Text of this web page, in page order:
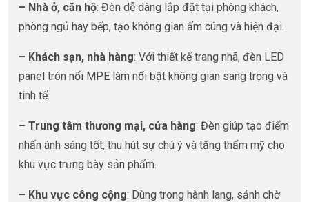
– Nhà ở, căn hộ: Đèn dễ dàng lắp đặt tại phòng khách,
phòng ngủ hay bếp, tạo không gian ấm cúng và hiện đại.
– Khách sạn, nhà hàng: Với thiết kế trang nhã, đèn LED
panel tròn nổi MPE làm nổi bật không gian sang trọng và
tinh tế.
– Trung tâm thương mại, cửa hàng: Đèn giúp tạo điểm
nhấn ánh sáng tốt, thu hút sự chú ý và tăng thẩm mỹ cho
khu vực trưng bày sản phẩm.
– Khu vực công cộng: Dùng trong hành lang, sảnh chờ